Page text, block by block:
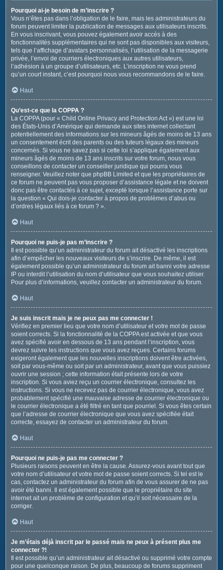
Pourquoi ai-je besoin de m’inscrire ?
Vous n’êtes pas dans l’obligation de le faire, mais les administrateurs du
forum peuvent limiter la publication de messages aux utilisateurs inscrits.
En vous inscrivant, vous pouvez également avoir accès à des
fonctionnalités supplémentaires qui ne sont pas disponibles aux visiteurs,
tels que l’affichage d’avatars personnalisés, l’utilisation de la messagerie
privée, l’envoi de courriers électroniques aux autres utilisateurs,
l’adhésion à un groupe d’utilisateurs, etc. L’inscription ne vous prend
qu’un court instant, c’est pourquoi nous vous recommandons de le faire.
Haut
Qu’est-ce que la COPPA ?
La COPPA (pour « Child Online Privacy and Protection Act ») est une loi
des États-Unis d’Amérique qui demande aux sites internet collectant
potentiellement des informations sur les mineurs âgés de moins de 13 ans
un consentement écrit des parents ou des tuteurs légaux des mineurs
concernés. Si vous ne savez pas si cette loi s’applique également aux
mineurs âgés de moins de 13 ans inscrits sur votre forum, nous vous
conseillons de contacter un conseiller juridique qui pourra vous
renseigner. Veuillez noter que phpBB Limited et que les propriétaires de
ce forum ne peuvent pas vous proposer d’assistance légale et ne doivent
donc pas être contactés à ce sujet, excepté lorsque l’assistance porte sur
la question « Qui dois-je contacter à propos de problèmes d’abus ou
d’ordres légaux liés à ce forum ? ».
Haut
Pourquoi ne puis-je pas m’inscrire ?
Il est possible qu’un administrateur du forum ait désactivé les inscriptions
afin d’empêcher les nouveaux visiteurs de s’inscrire. De même, il est
également possible qu’un administrateur du forum ait banni votre adresse
IP ou interdit l’utilisation du nom d’utilisateur que vous souhaitez utiliser.
Pour plus d’informations, veuillez contacter un administrateur du forum.
Haut
Je suis inscrit mais je ne peux pas me connecter !
Vérifiez en premier lieu que votre nom d’utilisateur et votre mot de passe
soient corrects. Si la fonctionnalité de la COPPA est activée et que vous
avez spécifié avoir en dessous de 13 ans pendant l’inscription, vous
devrez suivre les instructions que vous avez reçues. Certains forums
exigeront également que les nouvelles inscriptions doivent être activées,
soit par vous-même ou soit par un administrateur, avant que vous puissiez
ouvrir une session ; cette information était présente lors de votre
inscription. Si vous aviez reçu un courrier électronique, consultez les
instructions. Si vous ne recevez pas de courrier électronique, vous avez
probablement spécifié une mauvaise adresse de courrier électronique ou
le courrier électronique a été filtré en tant que pourriel. Si vous êtes certain
que l’adresse de courrier électronique que vous avez spécifiée était
correcte, essayez de contacter un administrateur du forum.
Haut
Pourquoi ne puis-je pas me connecter ?
Plusieurs raisons peuvent en être la cause. Assurez-vous avant tout que
votre nom d’utilisateur et votre mot de passe soient corrects. Si tel est le
cas, contactez un administrateur du forum afin de vous assurer de ne pas
avoir été banni. Il est également possible que le propriétaire du site
internet ait un problème de configuration et qu’il soit nécessaire de la
corriger.
Haut
Je m’étais déjà inscrit par le passé mais ne peux à présent plus me
connecter ?!
Il est possible qu’un administrateur ait désactivé ou supprimé votre compte
pour une quelconque raison. De plus, beaucoup de forums suppriment